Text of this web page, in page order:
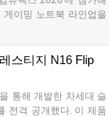
이밍 노트북 라인업을
의 출범 20주년을 기념
술의 융합을 선보인다.
능과 고주사율 디스플
서도 안정적인 프레임
....
스티지 N16 Flip
통해 개발한 차세대 슬
전격 공개했다. 이 제품